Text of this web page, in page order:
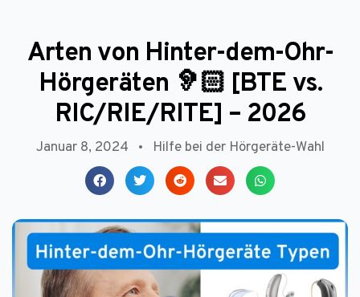
Arten von Hinter-dem-Ohr-
Hörgeräten 🦻🏻 [BTE vs.
RIC/RIE/RITE] – 2026
Januar 8, 2024 Hilfe bei der Hörgeräte-Wahl